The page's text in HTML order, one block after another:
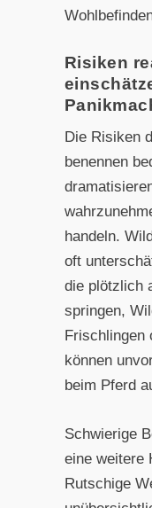
Risiken
Die Risiken
benennen
handeln.
oft
die plötzlich
springen,
Frischlingen
können
beim Pferd
Schwierige
eine weitere
Rutschige